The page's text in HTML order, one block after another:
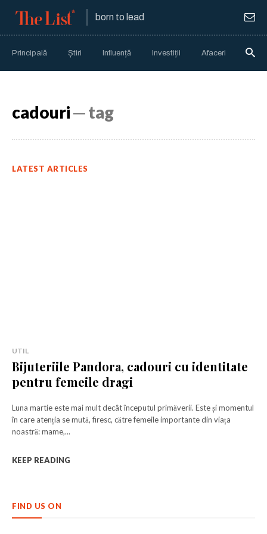
born to lead
Principală Știri Influență Investiții Afaceri
cadouri─ tag
LATEST ARTICLES
UTIL
Bijuteriile Pandora, cadouri cu identitate
pentru femeile dragi
Luna martie este mai mult decât începutul primăverii. Este și momentul
în care atenția se mută, firesc, către femeile importante din viața
noastră: mame,...
KEEP READING
FIND US ON